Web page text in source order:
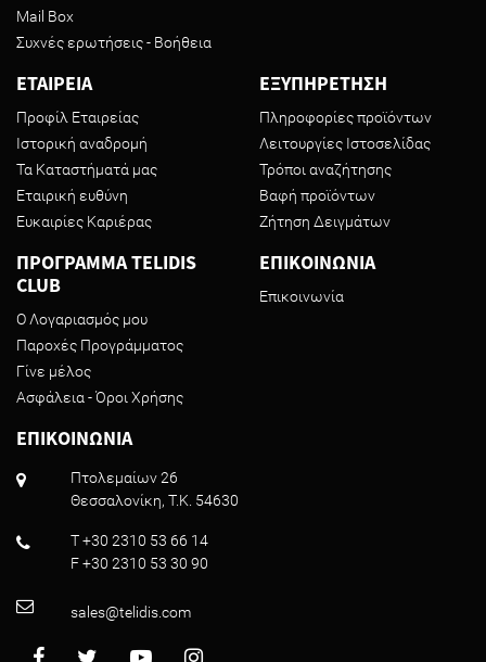
Mail Box
Συχνές ερωτήσεις - Βοήθεια
ΕΤΑΙΡΕΙΑ
Προφίλ Εταιρείας
Ιστορική αναδρομή
Τα Καταστήματά μας
Εταιρική ευθύνη
Ευκαιρίες Καριέρας
ΕΞΥΠΗΡΕΤΗΣΗ
Πληροφορίες προϊόντων
Λειτουργίες Ιστοσελίδας
Τρόποι αναζήτησης
Βαφή προϊόντων
Ζήτηση Δειγμάτων
ΠΡΟΓΡΑΜΜΑ TELIDIS
CLUB
Ο Λογαριασμός μου
Παροχές Προγράμματος
Γίνε μέλος
Ασφάλεια - Όροι Χρήσης
ΕΠΙΚΟΙΝΩΝΙΑ
Επικοινωνία
ΕΠΙΚΟΙΝΩΝΙΑ
Πτολεμαίων 26
Θεσσαλονίκη, T.K. 54630
T +30 2310 53 66 14
F +30 2310 53 30 90
sales@telidis.com